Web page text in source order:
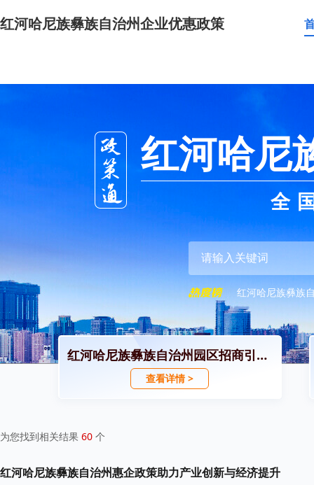
红河哈尼族彝族自治州企业优惠政策
红河哈尼
全
红河哈尼族彝族
红河哈尼族彝族自治州园区招商引资政策
查看详情 >
为您找到相关结果 60 个
红河哈尼族彝族自治州惠企政策助力产业创新与经济提升